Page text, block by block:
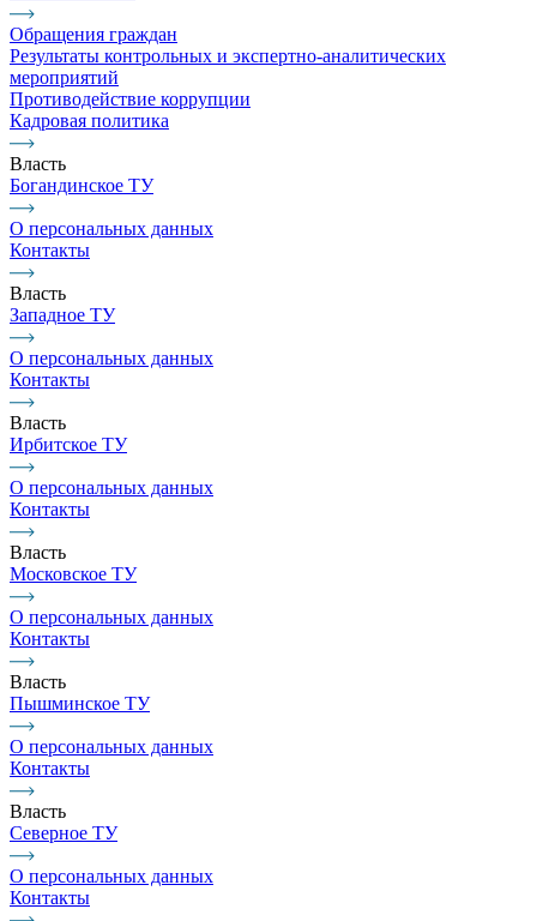
Обращения граждан
Результаты контрольных и экспертно-аналитических
мероприятий
Противодействие коррупции
Кадровая политика
Власть
Богандинское ТУ
О персональных данных
Контакты
Власть
Западное ТУ
О персональных данных
Контакты
Власть
Ирбитское ТУ
О персональных данных
Контакты
Власть
Московское ТУ
О персональных данных
Контакты
Власть
Пышминское ТУ
О персональных данных
Контакты
Власть
Северное ТУ
О персональных данных
Контакты